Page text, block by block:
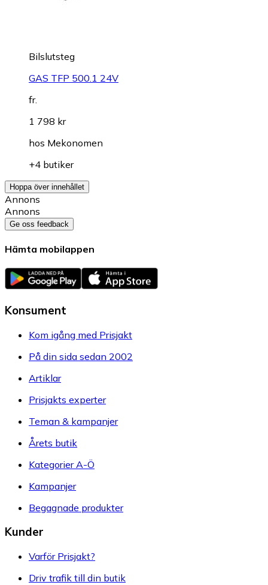
Bilslutsteg
GAS TFP 500.1 24V
fr.
1 798 kr
hos Mekonomen
+4 butiker
Hoppa över innehållet
Annons
Annons
Ge oss feedback
Hämta mobilappen
Konsument
Kom igång med Prisjakt
På din sida sedan 2002
Artiklar
Prisjakts experter
Teman & kampanjer
Årets butik
Kategorier A-Ö
Kampanjer
Begagnade produkter
Kunder
Varför Prisjakt?
Driv trafik till din butik